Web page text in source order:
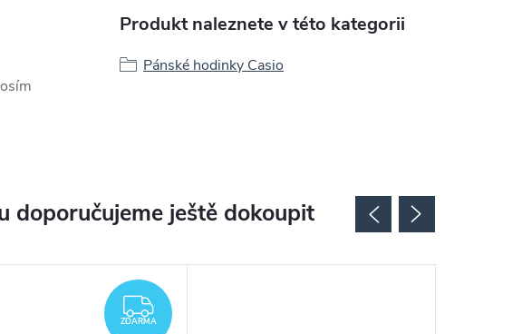
Produkt naleznete v této kategorii
Pánské hodinky Casio
doporučujeme ještě dokoupit
ZDARMA
ZDARMA